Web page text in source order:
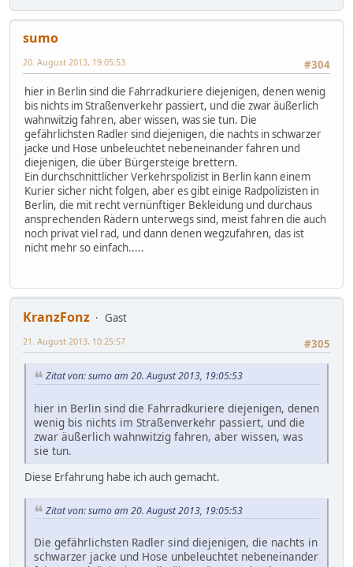
sumo
#304
20. August 2013, 19:05:53
hier in Berlin sind die Fahrradkuriere diejenigen, denen wenig
bis nichts im Straßenverkehr passiert, und die zwar äußerlich
wahnwitzig fahren, aber wissen, was sie tun. Die
gefährlichsten Radler sind diejenigen, die nachts in schwarzer
jacke und Hose unbeleuchtet nebeneinander fahren und
diejenigen, die über Bürgersteige brettern.
Ein durchschnittlicher Verkehrspolizist in Berlin kann einem
Kurier sicher nicht folgen, aber es gibt einige Radpolizisten in
Berlin, die mit recht vernünftiger Bekleidung und durchaus
ansprechenden Rädern unterwegs sind, meist fahren die auch
noch privat viel rad, und dann denen wegzufahren, das ist
nicht mehr so einfach.....
KranzFonz
Gast
#305
21. August 2013, 10:25:57
Zitat von: sumo am 20. August 2013, 19:05:53
hier in Berlin sind die Fahrradkuriere diejenigen, denen
wenig bis nichts im Straßenverkehr passiert, und die
zwar äußerlich wahnwitzig fahren, aber wissen, was
sie tun.
Diese Erfahrung habe ich auch gemacht.
Zitat von: sumo am 20. August 2013, 19:05:53
Die gefährlichsten Radler sind diejenigen, die nachts in
schwarzer jacke und Hose unbeleuchtet nebeneinander